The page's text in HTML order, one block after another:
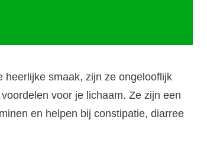
heerlijke smaak, zijn ze ongelooflijk
voor je lichaam. Ze zijn een
en helpen bij constipatie, diarree